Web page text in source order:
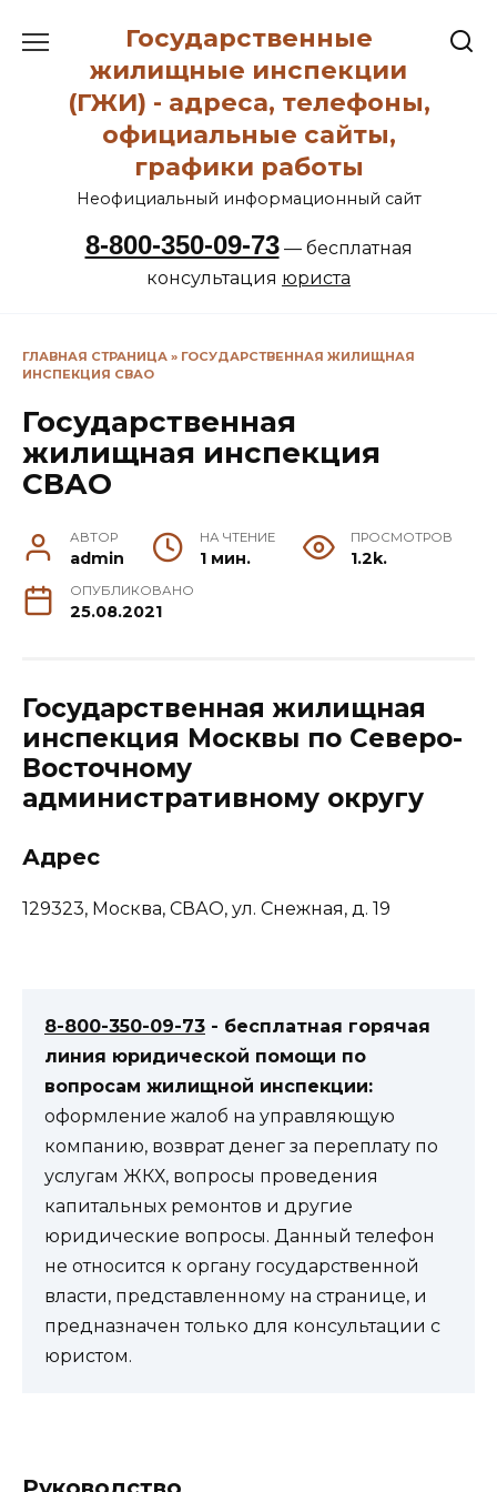
содержанию
Государственные
жилищные инспекции
(ГЖИ) - адреса, телефоны,
официальные сайты,
графики работы
Неофициальный информационный сайт
8-800-350-09-73— бесплатная
консультация юриста
ГЛАВНАЯ СТРАНИЦА » ГОСУДАРСТВЕННАЯ ЖИЛИЩНАЯ
ИНСПЕКЦИЯ СВАО
Государственная
жилищная инспекция
СВАО
АВТОР
admin
НА ЧТЕНИЕ
1 мин.
ПРОСМОТРОВ
1.2k.
ОПУБЛИКОВАНО
25.08.2021
Государственная жилищная
инспекция Москвы по Северо-
Восточному
административному округу
Адрес
129323, Москва, СВАО, ул. Снежная, д. 19
8-800-350-09-73 - бесплатная горячая
линия юридической помощи по
вопросам жилищной инспекции:
оформление жалоб на управляющую
компанию, возврат денег за переплату по
услугам ЖКХ, вопросы проведения
капитальных ремонтов и другие
юридические вопросы. Данный телефон
не относится к органу государственной
власти, представленному на странице, и
предназначен только для консультации с
юристом.